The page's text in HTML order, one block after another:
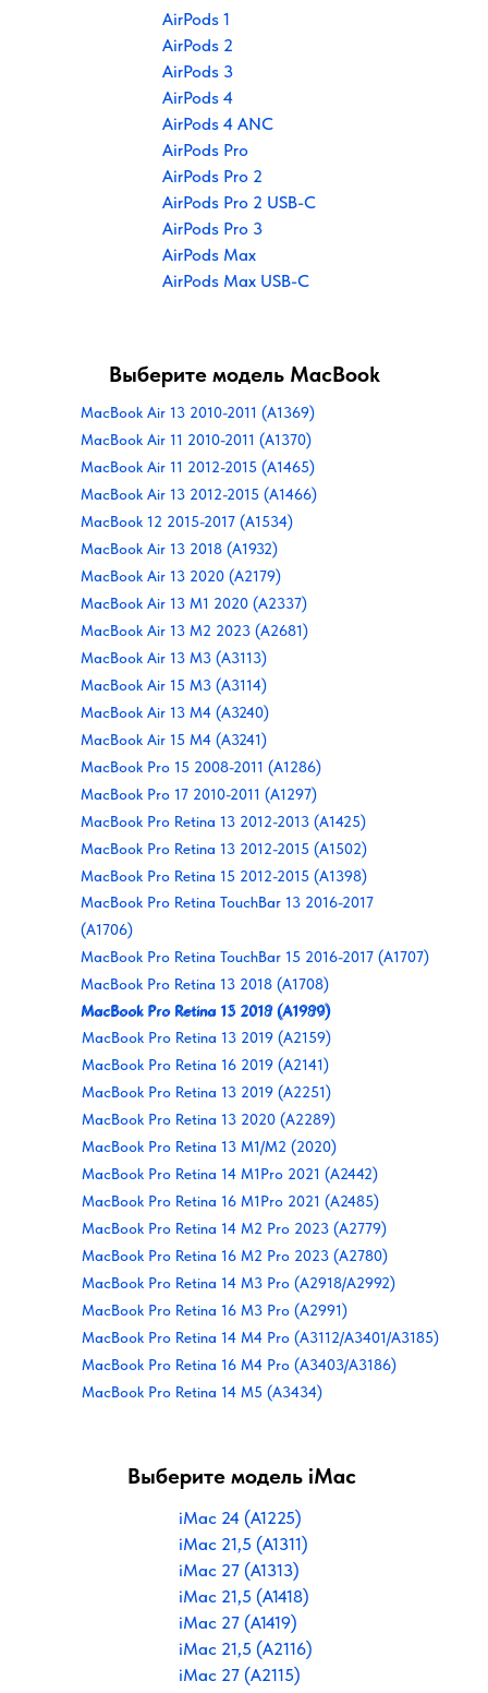
AirPods 1
AirPods 2
AirPods 3
AirPods 4
AirPods 4 ANC
AirPods Pro
AirPods Pro 2
AirPods Pro 2 USB-C
AirPods Pro 3
AirPods Max
AirPods Max USB-C
Выберите модель MacBook
MacBook Air 13 2010-2011 (A1369)
MacBook Air 11 2010-2011 (A1370)
MacBook Air 11 2012-2015 (A1465)
MacBook Air 13 2012-2015 (A1466)
MacBook Air 13 2018 (A1932)
MacBook Air 13 2020 (A2179)
MacBook Air 13 M1 2020 (A2337)
MacBook Air 13 M2 2023 (A2681)
MacBook Air 13 M3 (A3113)
MacBook Air 15 M3 (A3114)
MacBook Air 13 M4 (A3240)
MacBook Air 15 M4 (A3241)
MacBook Pro 15 2008-2011 (A1286)
MacBook Pro 17 2010-2011 (A1297)
MacBook Pro Retina 13 2012-2013 (A1425)
MacBook Pro Retina 13 2012-2015 (A1502)
MacBook Pro Retina 15 2012-2015 (A1398)
MacBook 12 2015-2017 (A1534)
MacBook Pro Retina TouchBar 13 2016-2017
(A1706)
MacBook Pro Retina TouchBar 15 2016-2017 (A1707)
MacBook Pro Retina 13 2018 (A1708)
MacBook Pro Retina 13 2018 (A1989)
MacBook Pro Retina 15 2019 (A1990)
MacBook Pro Retina 13 2019 (A2159)
MacBook Pro Retina 16 2019 (A2141)
MacBook Pro Retina 13 2019 (A2251)
MacBook Pro Retina 13 2020 (A2289)
MacBook Pro Retina 13 M1/M2 (2020)
MacBook Pro Retina 14 M1Pro 2021 (A2442)
MacBook Pro Retina 16 M1Pro 2021 (A2485)
MacBook Pro Retina 14 M2 Pro 2023 (A2779)
MacBook Pro Retina 16 M2 Pro 2023 (A2780)
MacBook Pro Retina 14 M3 Pro (A2918/A2992)
MacBook Pro Retina 16 M3 Pro (A2991)
MacBook Pro Retina 14 M4 Pro (A3112/A3401/A3185)
MacBook Pro Retina 16 M4 Pro (A3403/A3186)
MacBook Pro Retina 14 M5 (A3434)
Выберите модель iMac
iMac 24 (A1225)
iMac 21,5 (A1311)
iMac 27 (A1313)
iMac 21,5 (A1418)
iMac 27 (A1419)
iMac 21,5 (A2116)
iMac 27 (A2115)